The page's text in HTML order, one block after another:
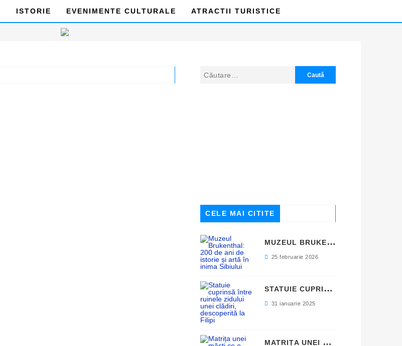
ISTORIE EVENIMENTE CULTURALE ATRACTII TURISTICE
CELE MAI CITITE
M
UZEUL BRUKENTHAL: 200 DE ANI DE ISTORIE ȘI ARTĂ ÎN INIMA SIBIULUI
25 februarie 2026
S
TATUIE CUPRINSĂ ÎNTRE RUINELE ZIDULUI UNEI CLĂDIRI, DESCOPERITĂ LA FILIPI
31 ianuarie 2025
M
ATRIȚA UNEI MĂȘTI CE O ÎNFĂȚIȘEAZĂ PE MEDUSA, DESCOPERITĂ ÎN SICILIA